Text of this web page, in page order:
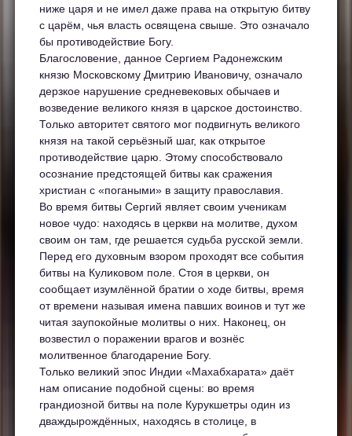
ниже царя и не имел даже права на открытую битву
с царём, чья власть освящена свыше. Это означало
бы противодействие Богу.
Благословение, данное Сергием Радонежским
князю Московскому Дмитрию Ивановичу, означало
дерзкое нарушение средневековых обычаев и
возведение великого князя в царское достоинство.
Только авторитет святого мог подвигнуть великого
князя на такой серьёзный шаг, как открытое
противодействие царю. Этому способствовало
осознание предстоящей битвы как сражения
христиан с «погаными» в защиту православия.
Во время битвы Сергий являет своим ученикам
новое чудо: находясь в церкви на молитве, духом
своим он там, где решается судьба русской земли.
Перед его духовным взором проходят все события
битвы на Куликовом поле. Стоя в церкви, он
сообщает изумлённой братии о ходе битвы, время
от времени называя имена павших воинов и тут же
читая заупокойные молитвы о них. Наконец, он
возвестил о поражении врагов и вознёс
молитвенное благодарение Богу.
Только великий эпос Индии «Махабхарата» даёт
нам описание подобной сцены: во время
грандиозной битвы на поле Курукшетры один из
дваждырождённых, находясь в столице, в